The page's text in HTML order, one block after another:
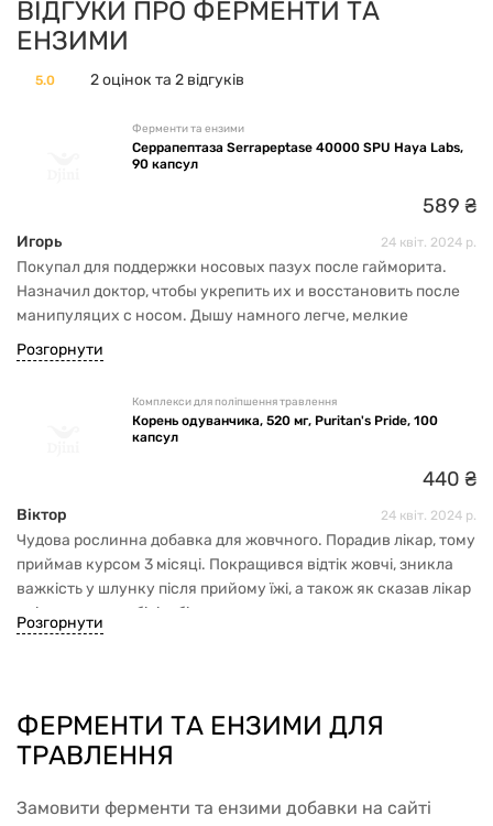
ВІДГУКИ ПРО ФЕРМЕНТИ ТА
ЕНЗИМИ
5.0 2 оцінок та 2 відгуків
Ферменти та ензими
Серрапептаза Serrapeptase 40000 SPU Haya Labs,
90 капсул
589 ₴
Игорь 24 квіт. 2024 р.
Покупал для поддержки носовых пазух после гайморита.
Назначил доктор, чтобы укрепить их и восстановить после
манипуляцих с носом. Дышу намного легче, мелкие
повреждения носа затянулись.
Розгорнути
Комплекси для поліпшення травлення
Корень одуванчика, 520 мг, Puritan's Pride, 100
капсул
440 ₴
Віктор 24 квіт. 2024 р.
Чудова рослинна добавка для жовчного. Порадив лікар, тому
приймав курсом 3 місяці. Покращився відтік жовчі, зникла
важкість у шлунку після прийому їжі, а також як сказав лікар
зміг покращити білірубін.
Розгорнути
ФЕРМЕНТИ ТА ЕНЗИМИ ДЛЯ
ТРАВЛЕННЯ
Замовити ферменти та ензими добавки на сайті